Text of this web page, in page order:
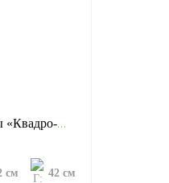
Шкаф для посуды «Квадро-С 21», цвет: белый лак (сосна)
см 42 см